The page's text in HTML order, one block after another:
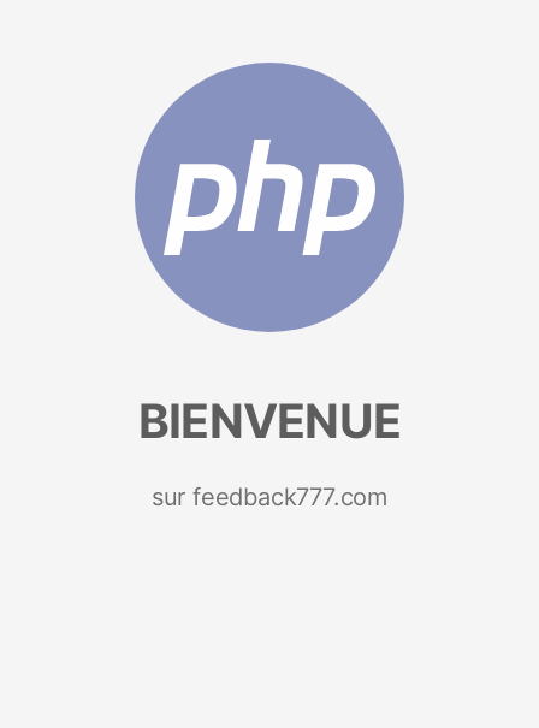
BIENVENUE
sur feedback777.com